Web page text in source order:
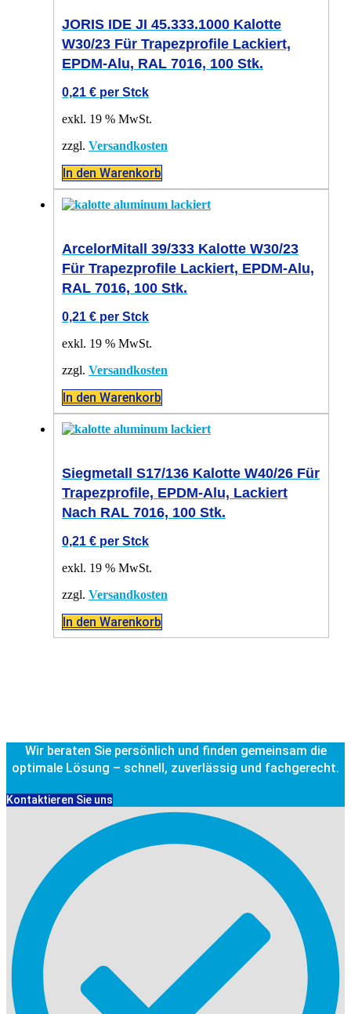
JORIS IDE JI 45.333.1000 Kalotte
W30/23 Für Trapezprofile Lackiert,
EPDM-Alu, RAL 7016, 100 Stk.
0,21 € per Stck
exkl. 19 % MwSt.
zzgl. Versandkosten
In den Warenkorb
ArcelorMitall 39/333 Kalotte W30/23
Für Trapezprofile Lackiert, EPDM-Alu,
RAL 7016, 100 Stk.
0,21 € per Stck
exkl. 19 % MwSt.
zzgl. Versandkosten
In den Warenkorb
Siegmetall S17/136 Kalotte W40/26 Für
Trapezprofile, EPDM-Alu, Lackiert
Nach RAL 7016, 100 Stk.
0,21 € per Stck
exkl. 19 % MwSt.
zzgl. Versandkosten
In den Warenkorb
Wir beraten Sie persönlich und finden gemeinsam die
optimale Lösung – schnell, zuverlässig und fachgerecht.
Kontaktieren Sie uns